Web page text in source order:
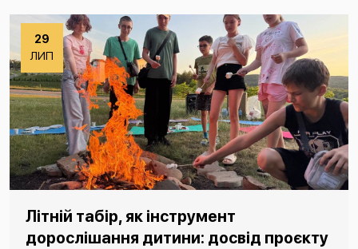
29
ЛИП
Літній табір, як інструмент
дорослішання дитини: досвід проєкту